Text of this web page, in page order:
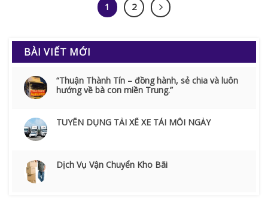
BÀI VIẾT MỚI
“Thuận Thành Tín – đồng hành, sẻ chia và luôn
hướng về bà con miền Trung.”
TUYỂN DỤNG TÀI XẾ XE TẢI MỖI NGÀY
Dịch Vụ Vận Chuyển Kho Bãi
1 2